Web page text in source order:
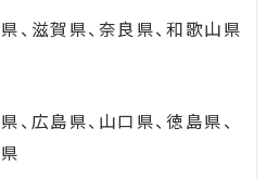
、滋賀県、奈良県、和歌山県
、広島県、山口県、徳島県、